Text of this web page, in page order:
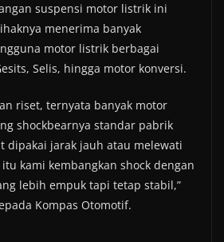
suspensi motor listrik ini
menerima banyak
motor listrik berbagai
Selis, hingga motor konversi.
riset, ternyata banyak motor
shockbearnya standar pabrik
dipakai jarak jauh atau melewati
kami kembangkan shock dengan
lebih empuk tapi tetap stabil,”
Kompas Otomotif.